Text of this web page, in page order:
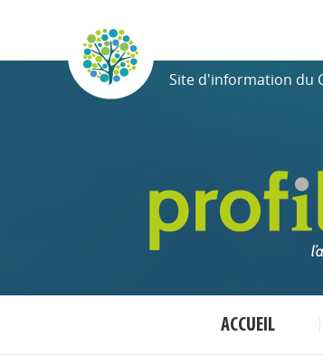
Site d'information du
ACCUEIL